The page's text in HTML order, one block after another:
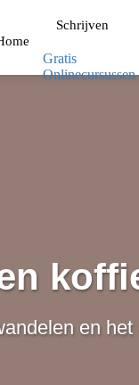
Schrijven
Gratis
Onlinecursussen
en